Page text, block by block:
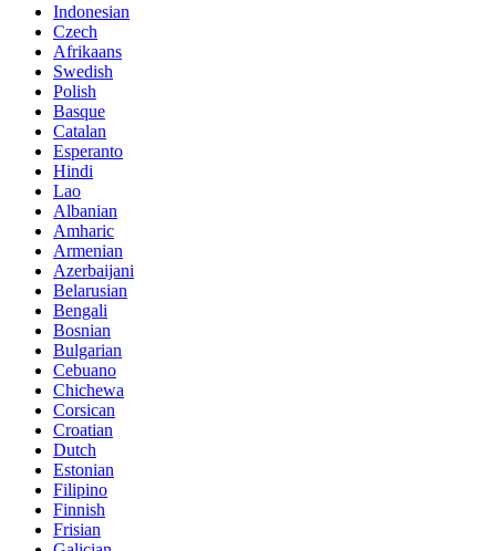
Indonesian
Czech
Afrikaans
Swedish
Polish
Basque
Catalan
Esperanto
Hindi
Lao
Albanian
Amharic
Armenian
Azerbaijani
Belarusian
Bengali
Bosnian
Bulgarian
Cebuano
Chichewa
Corsican
Croatian
Dutch
Estonian
Filipino
Finnish
Frisian